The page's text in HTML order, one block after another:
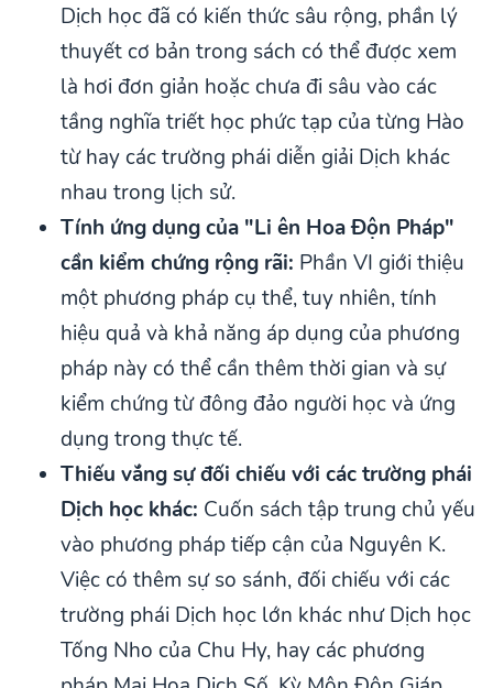
Dịch học đã có kiến thức sâu rộng, phần lý
thuyết cơ bản trong sách có thể được xem
là hơi đơn giản hoặc chưa đi sâu vào các
tầng nghĩa triết học phức tạp của từng Hào
từ hay các trường phái diễn giải Dịch khác
nhau trong lịch sử.
Tính ứng dụng của "Li ên Hoa Độn Pháp"
cần kiểm chứng rộng rãi: Phần VI giới thiệu
một phương pháp cụ thể, tuy nhiên, tính
hiệu quả và khả năng áp dụng của phương
pháp này có thể cần thêm thời gian và sự
kiểm chứng từ đông đảo người học và ứng
dụng trong thực tế.
Thiếu vắng sự đối chiếu với các trường phái
Dịch học khác: Cuốn sách tập trung chủ yếu
vào phương pháp tiếp cận của Nguyên K.
Việc có thêm sự so sánh, đối chiếu với các
trường phái Dịch học lớn khác như Dịch học
Tống Nho của Chu Hy, hay các phương